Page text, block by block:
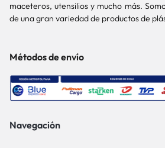
maceteros, utensilios y mucho más.
de una gran variedad de productos de
Métodos de envío
Navegación